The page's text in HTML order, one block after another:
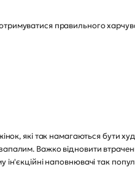
правильного
які так намагаються бути
Важко відновити
ін'єкційні наповнювачі так